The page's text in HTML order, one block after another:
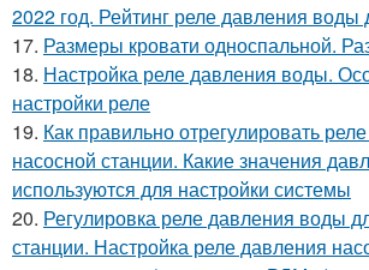
2022 год. Рейтинг реле давления воды
17. Размеры кровати односпальной.
18. Настройка реле давления воды.
настройки реле
19. Как правильно отрегулировать
насосной станции. Какие значения
используются для настройки системы
20. Регулировка реле давления воды
станции. Настройка реле давления